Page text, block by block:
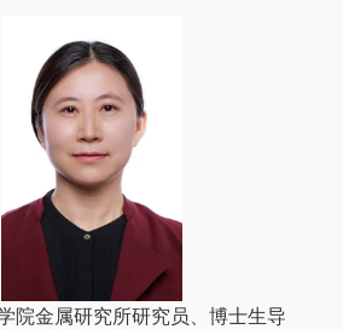
院金属研究所研究员、博士生导